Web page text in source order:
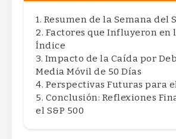
Resumen de la Semana del
Factores que Influyeron en
Índice
Impacto de la Caída por
Media Móvil de 50 Días
Perspectivas Futuras para
Conclusión: Reflexiones
el S&P 500